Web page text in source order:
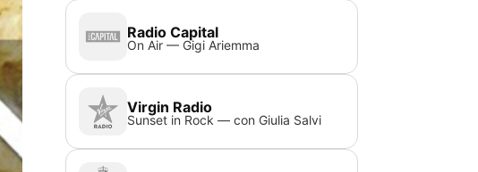
Radio Capital
On Air — Gigi Ariemma
Virgin Radio
Sunset in Rock — con Giulia Salvi